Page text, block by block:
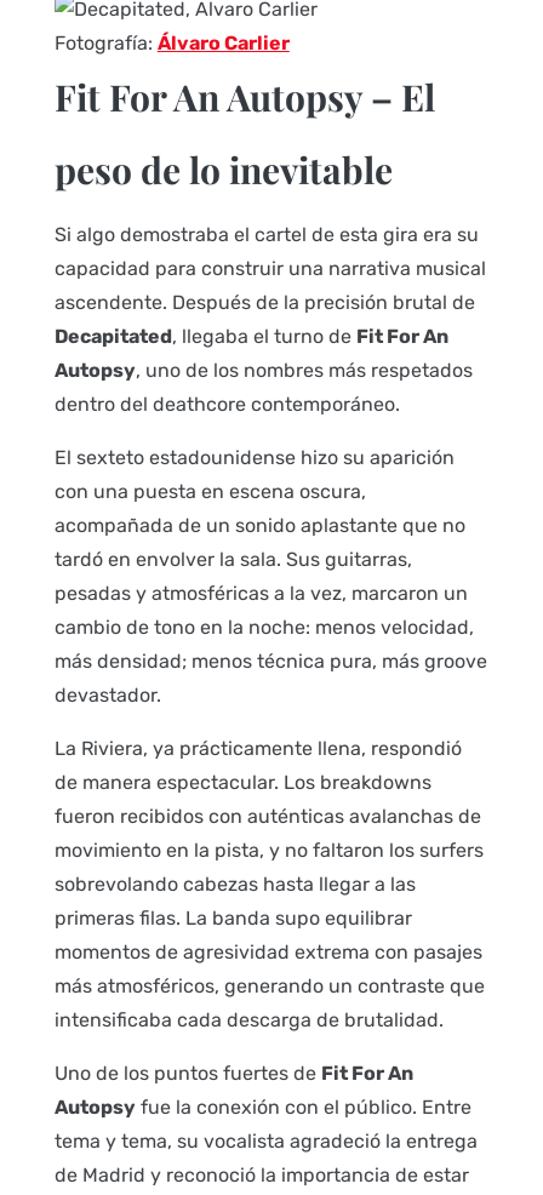
Fotografía: Álvaro Carlier
Fit For An Autopsy – El
peso de lo inevitable
Si algo demostraba el cartel de esta gira era su
capacidad para construir una narrativa musical
ascendente. Después de la precisión brutal de
Decapitated, llegaba el turno de Fit For An
Autopsy, uno de los nombres más respetados
dentro del deathcore contemporáneo.
El sexteto estadounidense hizo su aparición
con una puesta en escena oscura,
acompañada de un sonido aplastante que no
tardó en envolver la sala. Sus guitarras,
pesadas y atmosféricas a la vez, marcaron un
cambio de tono en la noche: menos velocidad,
más densidad; menos técnica pura, más groove
devastador.
La Riviera, ya prácticamente llena, respondió
de manera espectacular. Los breakdowns
fueron recibidos con auténticas avalanchas de
movimiento en la pista, y no faltaron los surfers
sobrevolando cabezas hasta llegar a las
primeras filas. La banda supo equilibrar
momentos de agresividad extrema con pasajes
más atmosféricos, generando un contraste que
intensificaba cada descarga de brutalidad.
Uno de los puntos fuertes de Fit For An
Autopsyfue la conexión con el público. Entre
tema y tema, su vocalista agradeció la entrega
de Madrid y reconoció la importancia de estar